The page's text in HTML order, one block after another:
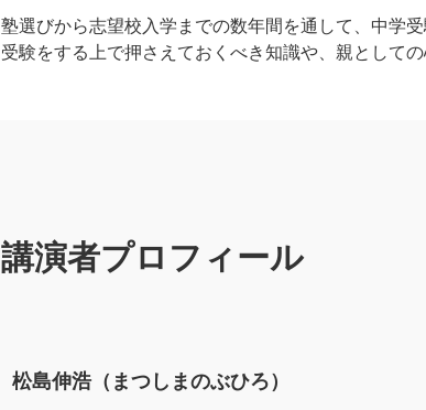
塾選びから志望校入学までの数年間を通して、中学
受験をする上で押さえておくべき知識や、親として
講演者プロフィール
松島伸浩（まつしまのぶひろ）